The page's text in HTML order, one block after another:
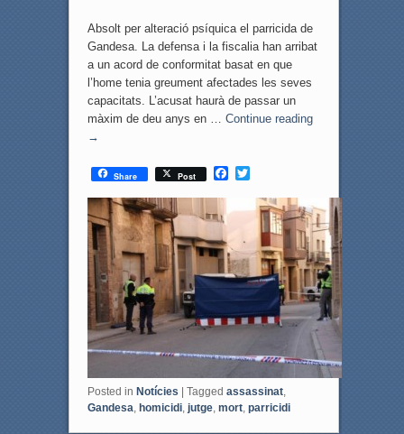
Absolt per alteració psíquica el parricida de
Gandesa. La defensa i la fiscalia han arribat
a un acord de conformitat basat en que
l’home tenia greument afectades les seves
capacitats. L’acusat haurà de passar un
màxim de deu anys en … Continue reading
→
Share Post
F
e
o
o
k
T
t
r
Posted in Notícies Tagged assassinat,
Gandesa, homicidi, jutge, mort, parricidi